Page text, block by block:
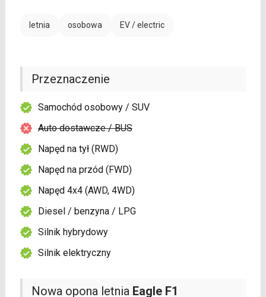
letnia osobowa EV / electric
Nowa opona letnia Eagle F1
Przeznaczenie
Samochód osobowy / SUV
Auto dostawcze / BUS
Napęd na tył (RWD)
Napęd na przód (FWD)
Napęd 4x4 (AWD, 4WD)
Diesel / benzyna / LPG
Silnik hybrydowy
Silnik elektryczny